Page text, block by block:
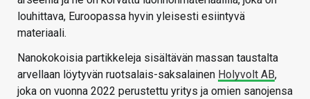
louhittava, Euroopassa hyvin yleisesti esiintyvä
materiaali.
Nanokokoisia partikkeleja sisältävän massan taustalta
arvellaan löytyvän ruotsalais-saksalainen Holyvolt AB,
joka on vuonna 2022 perustettu yritys ja omien sanojensa